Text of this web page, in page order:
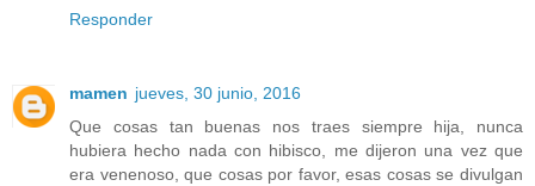
Responder
mamen jueves, 30 junio, 2016
Que cosas tan buenas nos traes siempre hija, nunca
hubiera hecho nada con hibisco, me dijeron una vez que
era venenoso, que cosas por favor, esas cosas se divulgan